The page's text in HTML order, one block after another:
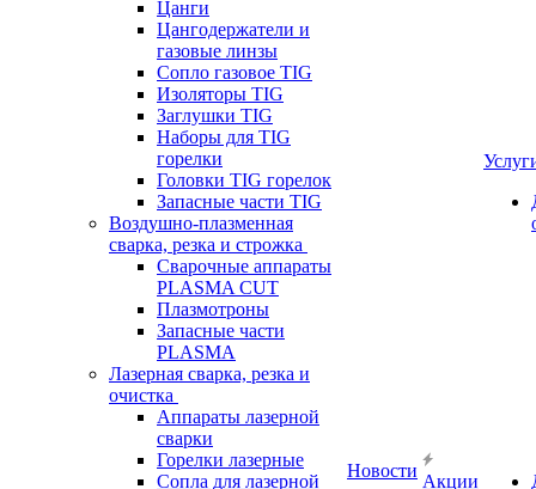
Цанги
Цангодержатели и
газовые линзы
Сопло газовое TIG
Изоляторы TIG
Заглушки TIG
Наборы для TIG
горелки
Головки TIG горелок
Запасные части TIG
Воздушно-плазменная
сварка, резка и строжка
Сварочные аппараты
PLASMA CUT
Плазмотроны
Запасные части
PLASMA
Лазерная сварка, резка и
очистка
Аппараты лазерной
сварки
Горелки лазерные
Сопла для лазерной
Новости
Акции